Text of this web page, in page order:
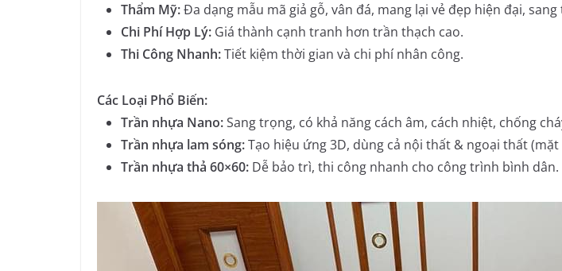
Thẩm Mỹ:Đa dạng mẫu mã giả gỗ, vân đá, mang lại vẻ đẹp hiện đại,
Chi Phí Hợp Lý: Giá thành cạnh tranh hơn trần thạch cao.
Thi Công Nhanh:Tiết kiệm thời gian và chi phí nhân công.
Các Loại Phổ Biến:
Trần nhựa Nano:Sang trọng, có khả năng cách âm, cách nhiệt, chống
Trần nhựa lam sóng:Tạo hiệu ứng 3D, dùng cả nội thất & ngoại thất
Trần nhựa thả 60×60: Dễ bảo trì, thi công nhanh cho công trình bình dân.